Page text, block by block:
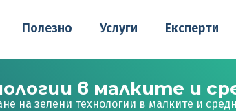
Полезно Услуги Експерти
в малките и
на зелени технологии в малките и